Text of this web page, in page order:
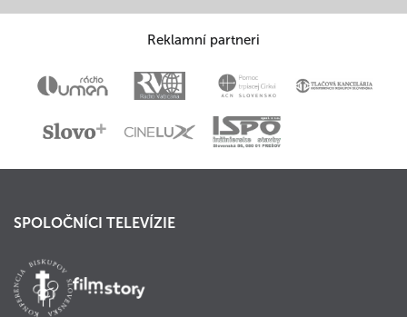
Reklamní partneri
SPOLOČNÍCI TELEVÍZIE